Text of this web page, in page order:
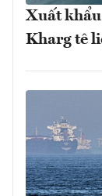
Xuất
Kharg tê